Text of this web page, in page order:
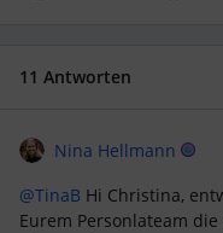
11 Antworten
Nina Hellmann
@TinaB Hi Christina,
Eurem Personlateam